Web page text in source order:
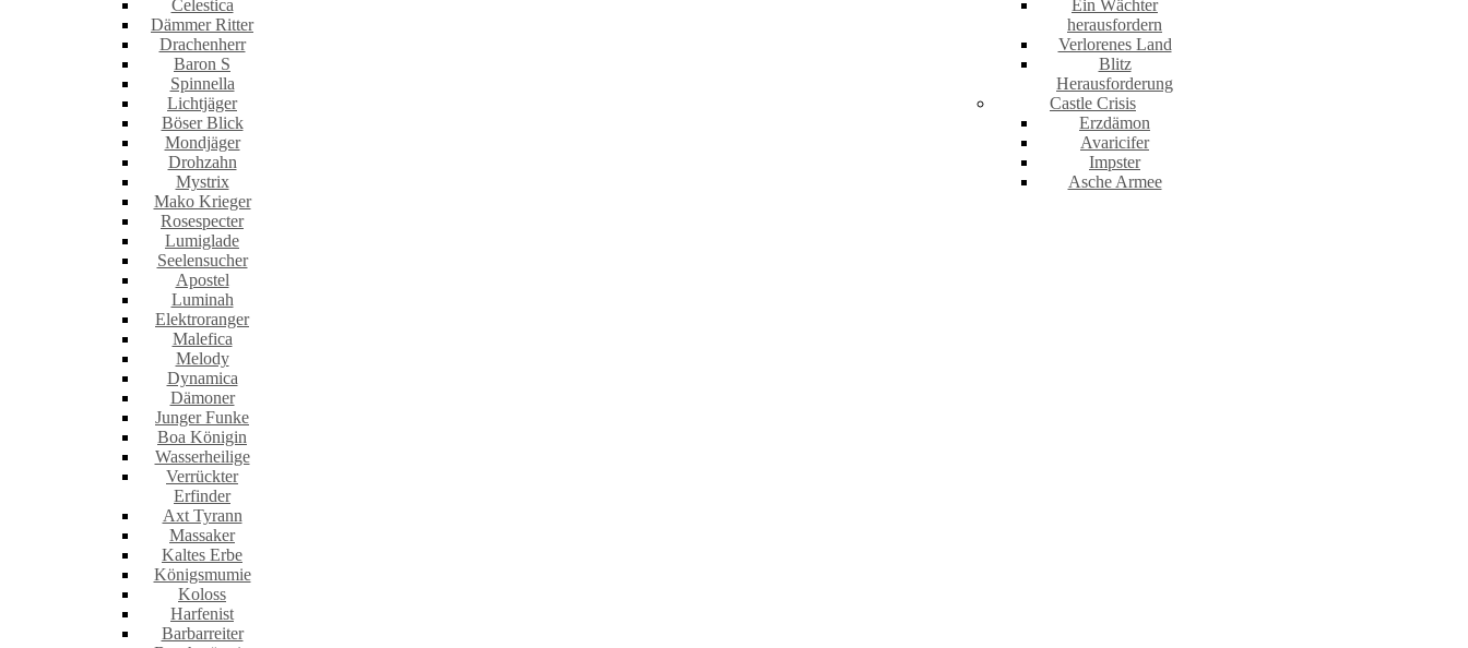
Celestica
Dämmer Ritter
Drachenherr
Baron S
Spinnella
Lichtjäger
Böser Blick
Mondjäger
Drohzahn
Mystrix
Mako Krieger
Rosespecter
Lumiglade
Seelensucher
Apostel
Luminah
Elektroranger
Malefica
Melody
Dynamica
Dämoner
Junger Funke
Boa Königin
Wasserheilige
Verrückter
Erfinder
Axt Tyrann
Massaker
Kaltes Erbe
Königsmumie
Koloss
Harfenist
Barbarreiter
Ein Wächter
herausfordern
Verlorenes Land
Blitz
Herausforderung
Castle Crisis
Erzdämon
Avaricifer
Impster
Asche Armee